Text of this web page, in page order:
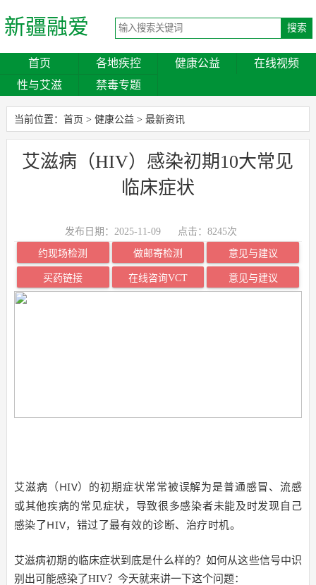
新疆融爱
首页 各地疾控 健康公益
在线视频
性与艾滋
禁毒专题
当前位置： 首页 > 健康公益 > 最新资讯
艾滋病（HIV）感染初期10大常见
临床症状
发布日期：2025-11-09 点击： 8245次
约现场检测 做邮寄检测 意见与建议
买药链接 在线咨询VCT 意见与建议
艾滋病（HIV）的初期症状常常被误解为是普通感冒、流感
或其他疾病的常见症状，导致很多感染者未能及时发现自己
感染了HIV，错过了最有效的诊断、治疗时机。
艾滋病初期的临床症状到底是什么样的？如何从这些信号中识
别出可能感染了HIV？今天就来讲一下这个问题：